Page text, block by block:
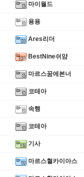
마이월드
용용
Ares리더
BestNine쉬얌
마르스꿈에본너
코테아
속행
코테아
기사
마르스혈카이아스